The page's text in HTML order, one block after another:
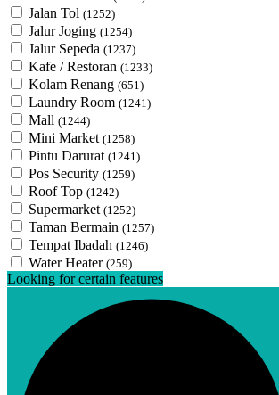
Jalan Tol (1252)
Jalur Joging (1254)
Jalur Sepeda (1237)
Kafe / Restoran (1233)
Kolam Renang (651)
Laundry Room (1241)
Mall (1244)
Mini Market (1258)
Pintu Darurat (1241)
Pos Security (1259)
Roof Top (1242)
Supermarket (1252)
Taman Bermain (1257)
Tempat Ibadah (1246)
Water Heater (259)
Looking for certain features